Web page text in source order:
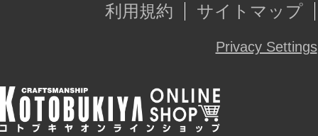
利用規約
サイトマップ
Privacy Settings